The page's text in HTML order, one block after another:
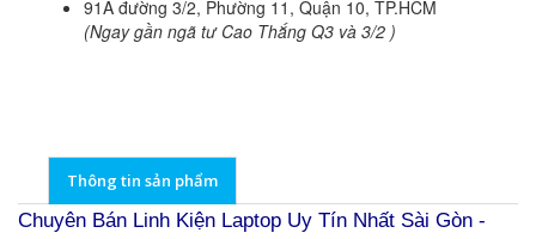
91A đường 3/2, Phường 11, Quận 10, TP.HCM
(Ngay gần ngã tư Cao Thắng Q3 và 3/2 )
Thông tin sản phẩm
Chuyên Bán Linh Kiện Laptop Uy Tín Nhất Sài Gòn -